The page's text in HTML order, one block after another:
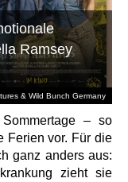
& Wild Bunch Germany
Ramsey
– so
Ferien vor. Für die
ganz anders aus:
zieht sie